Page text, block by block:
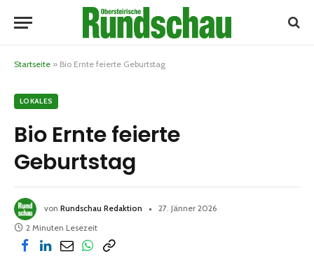
Startseite » Bio Ernte feierte Geburtstag
LOKALES
Bio Ernte feierte
Geburtstag
von Rundschau Redaktion
27. Jänner 2026
2 Minuten Lesezeit